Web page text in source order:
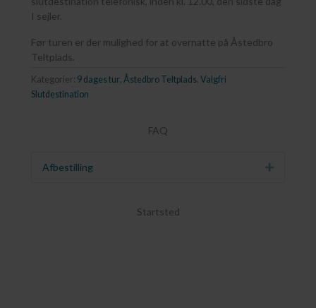
I sejler.
Før turen er der mulighed for at overnatte på Åstedbro
Teltplads.
Kategorier: 9 dages tur, Åstedbro Teltplads, Valgfri
Slutdestination
FAQ
Afbestilling Udvid
Startsted